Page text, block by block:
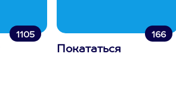
1105 166
Покататься